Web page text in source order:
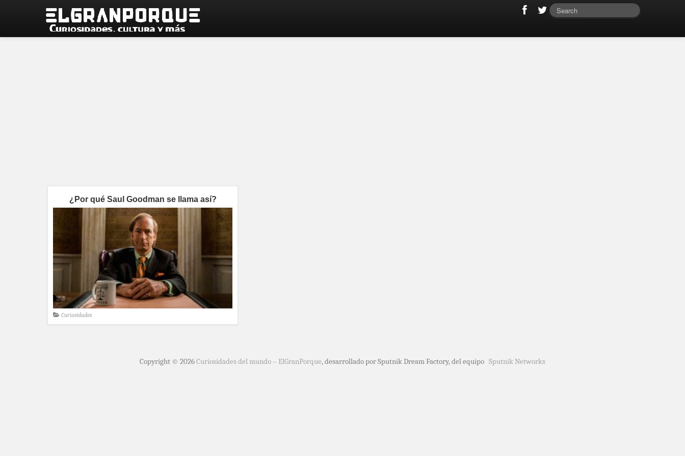
¿Por qué Saul Goodman se llama así?
Curiosidades
Copyright © 2026Curiosidades del mundo – ElGranPorque, desarrollado por Sputnik Dream Factory, del equipo Sputnik Networks